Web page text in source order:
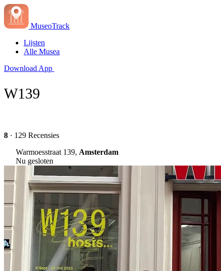
MuseoTrack
Lijsten
Alle Musea
Download App
W139
8 · 129 Recensies
Warmoesstraat 139, Amsterdam
Nu gesloten